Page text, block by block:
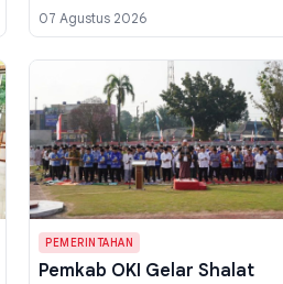
Penggeledahan Tiga Kota
Kunci
07 Agustus 2026
PEMERINTAHAN
Pemkab OKI Gelar Shalat